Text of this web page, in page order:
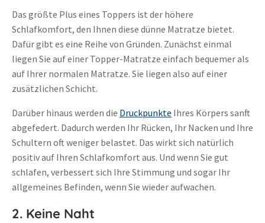
Das größte Plus eines Toppers ist der höhere
Schlafkomfort, den Ihnen diese dünne Matratze bietet.
Dafür gibt es eine Reihe von Gründen. Zunächst einmal
liegen Sie auf einer Topper-Matratze einfach bequemer als
auf Ihrer normalen Matratze. Sie liegen also auf einer
zusätzlichen Schicht.
Darüber hinaus werden die Druckpunkte Ihres Körpers sanft
abgefedert. Dadurch werden Ihr Rücken, Ihr Nacken und Ihre
Schultern oft weniger belastet. Das wirkt sich natürlich
positiv auf Ihren Schlafkomfort aus. Und wenn Sie gut
schlafen, verbessert sich Ihre Stimmung und sogar Ihr
allgemeines Befinden, wenn Sie wieder aufwachen.
2. Keine Naht